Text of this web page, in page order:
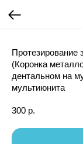
Протезирование
(Коронка
дентальном на
мультиюнита
300 р.